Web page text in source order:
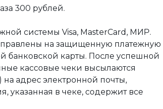
300 рублей.
системы Visa, MasterCard, МИР.
на защищенную платежную
банковской карты. После успешной
кассовые чеки высылаются
адрес электронной почты,
указанная в чеке, содержит все